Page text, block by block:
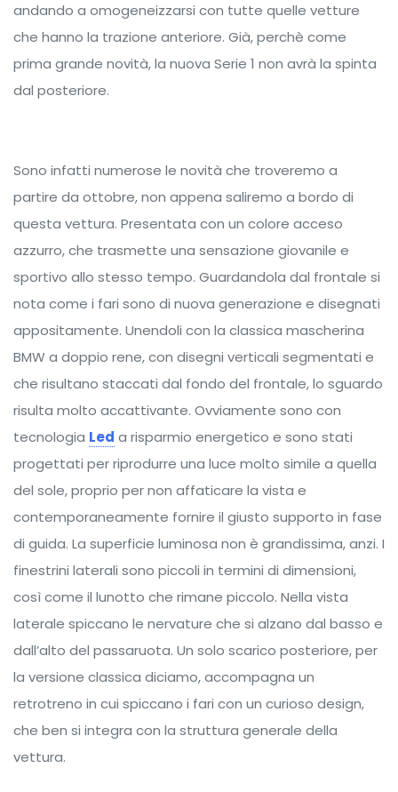
andando a omogeneizzarsi con tutte quelle vetture
che hanno la trazione anteriore. Già, perchè come
prima grande novità, la nuova Serie 1 non avrà la spinta
dal posteriore.
Sono infatti numerose le novità che troveremo a
partire da ottobre, non appena saliremo a bordo di
questa vettura. Presentata con un colore acceso
azzurro, che trasmette una sensazione giovanile e
sportivo allo stesso tempo. Guardandola dal frontale si
nota come i fari sono di nuova generazione e disegnati
appositamente. Unendoli con la classica mascherina
BMW a doppio rene, con disegni verticali segmentati e
che risultano staccati dal fondo del frontale, lo sguardo
risulta molto accattivante. Ovviamente sono con
tecnologia Led a risparmio energetico e sono stati
progettati per riprodurre una luce molto simile a quella
del sole, proprio per non affaticare la vista e
contemporaneamente fornire il giusto supporto in fase
di guida. La superficie luminosa non è grandissima, anzi. I
finestrini laterali sono piccoli in termini di dimensioni,
così come il lunotto che rimane piccolo. Nella vista
laterale spiccano le nervature che si alzano dal basso e
dall’alto del passaruota. Un solo scarico posteriore, per
la versione classica diciamo, accompagna un
retrotreno in cui spiccano i fari con un curioso design,
che ben si integra con la struttura generale della
vettura.